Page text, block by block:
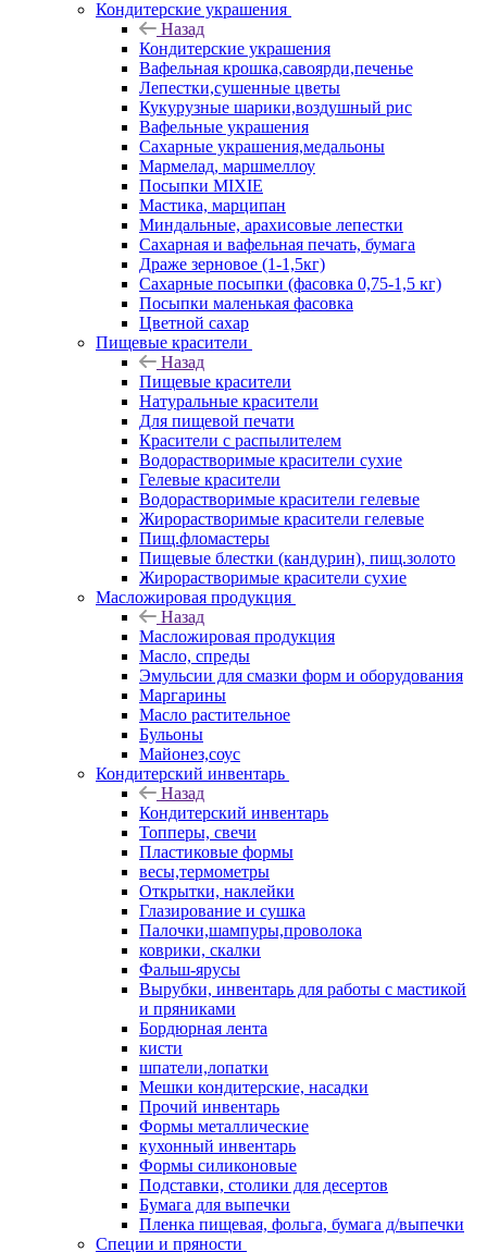
Кондитерские украшения
Назад
Кондитерские украшения
Вафельная крошка,савоярди,печенье
Лепестки,сушенные цветы
Кукурузные шарики,воздушный рис
Вафельные украшения
Сахарные украшения,медальоны
Мармелад, маршмеллоу
Посыпки MIXIE
Мастика, марципан
Миндальные, арахисовые лепестки
Сахарная и вафельная печать, бумага
Драже зерновое (1-1,5кг)
Сахарные посыпки (фасовка 0,75-1,5 кг)
Посыпки маленькая фасовка
Цветной сахар
Пищевые красители
Назад
Пищевые красители
Натуральные красители
Для пищевой печати
Красители с распылителем
Водорастворимые красители сухие
Гелевые красители
Водорастворимые красители гелевые
Жирорастворимые красители гелевые
Пищ.фломастеры
Пищевые блестки (кандурин), пищ.золото
Жирорастворимые красители сухие
Масложировая продукция
Назад
Масложировая продукция
Масло, спреды
Эмульсии для смазки форм и оборудования
Маргарины
Масло растительное
Бульоны
Майонез,соус
Кондитерский инвентарь
Назад
Кондитерский инвентарь
Топперы, свечи
Пластиковые формы
весы,термометры
Открытки, наклейки
Глазирование и сушка
Палочки,шампуры,проволока
коврики, скалки
Фальш-ярусы
Вырубки, инвентарь для работы с мастикой
и пряниками
Бордюрная лента
кисти
шпатели,лопатки
Мешки кондитерские, насадки
Прочий инвентарь
Формы металлические
кухонный инвентарь
Формы силиконовые
Подставки, столики для десертов
Бумага для выпечки
Пленка пищевая, фольга, бумага д/выпечки
Специи и пряности